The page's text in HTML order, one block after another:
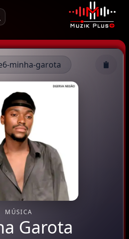
- Streaming de
minha-garota
MÚSICA
Garota